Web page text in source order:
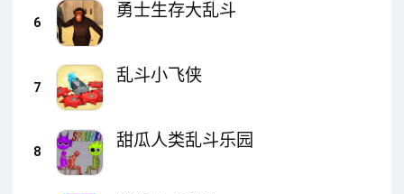
6
勇士生存大乱斗
7
乱斗小飞侠
8
甜瓜人类乱斗乐园